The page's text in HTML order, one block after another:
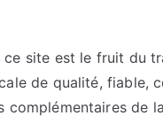
ce site est le fruit du
de qualité, fiable,
complémentaires de